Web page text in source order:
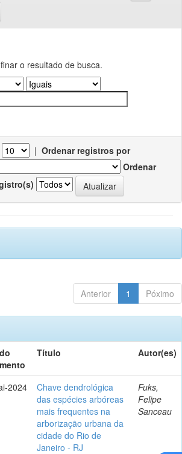
o resultado de busca.
| Ordenar registros por
Ordenar
Anterior 1 Póximo
Título Autor(es)
2024
Chave dendrológica
das espécies arbóreas
mais frequentes na
arborização urbana da
cidade do Rio de
Janeiro - RJ
Fuks,
Felipe
Sanceau